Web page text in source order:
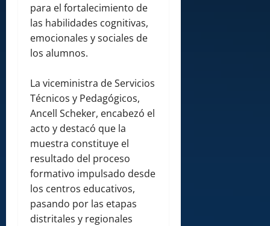
para el fortalecimiento de
las habilidades cognitivas,
emocionales y sociales de
los alumnos.
La viceministra de Servicios
Técnicos y Pedagógicos,
Ancell Scheker, encabezó el
acto y destacó que la
muestra constituye el
resultado del proceso
formativo impulsado desde
los centros educativos,
pasando por las etapas
distritales y regionales